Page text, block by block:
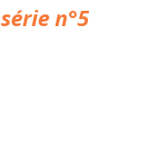
série n°5